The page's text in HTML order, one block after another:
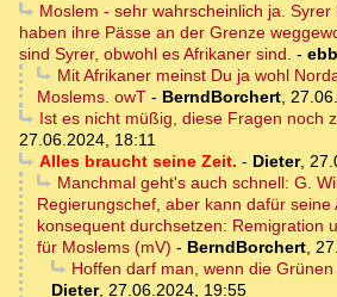
Moslem - sehr wahrscheinlich ja.
haben ihre Pässe an der Grenze
sind Syrer, obwohl es Afrikaner sind. -
Mit Afrikaner meinst Du ja wohl
Moslems. owT - BerndBorchert,
Ist es nicht müßig, diese Fragen noch
27.06.2024, 18:11
Alles braucht seine Zeit. - Dieter,
Manchmal geht's auch schnell: G.
Regierungschef, aber kann dafür seine
konsequent durchsetzen: Remigration
für Moslems (mV) - BerndBorchert,
Hoffen darf man, wenn die
Dieter, 27.06.2024, 19:55